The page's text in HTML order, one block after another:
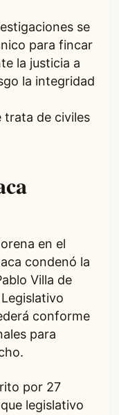
se
para fincar
la justicia a
la integridad
trata de civiles
en el
condenó la
Villa de
conforme
para
por 27
legislativo